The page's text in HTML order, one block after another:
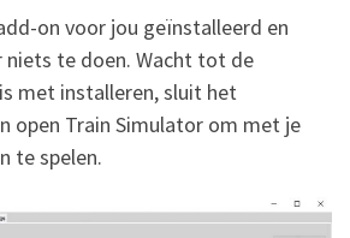
on voor jou geïnstalleerd en
niets te doen. Wacht tot de
met installeren, sluit het
open Train Simulator om met je
te spelen.